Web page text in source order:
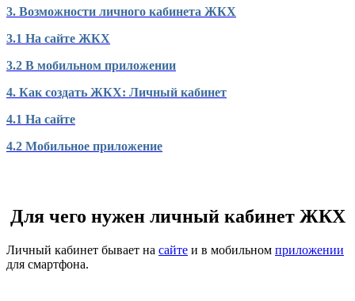
3. Возможности личного кабинета ЖКХ
3.1 На сайте ЖКХ
3.2 В мобильном приложении
4. Как создать ЖКХ: Личный кабинет
4.1 На сайте
4.2 Мобильное приложение
Для чего нужен личный кабинет ЖКХ
Личный кабинет бывает на сайте и в мобильном приложении
для смартфона.